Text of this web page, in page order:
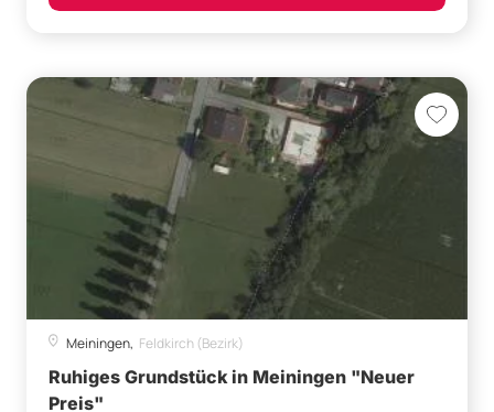
Meiningen, Feldkirch (Bezirk)
Ruhiges Grundstück in Meiningen "Neuer
Preis"